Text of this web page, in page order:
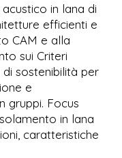
in lana di
efficienti e
CAM e alla
sui Criteri
sostenibilità per
e
gruppi. Focus
in lana
caratteristiche